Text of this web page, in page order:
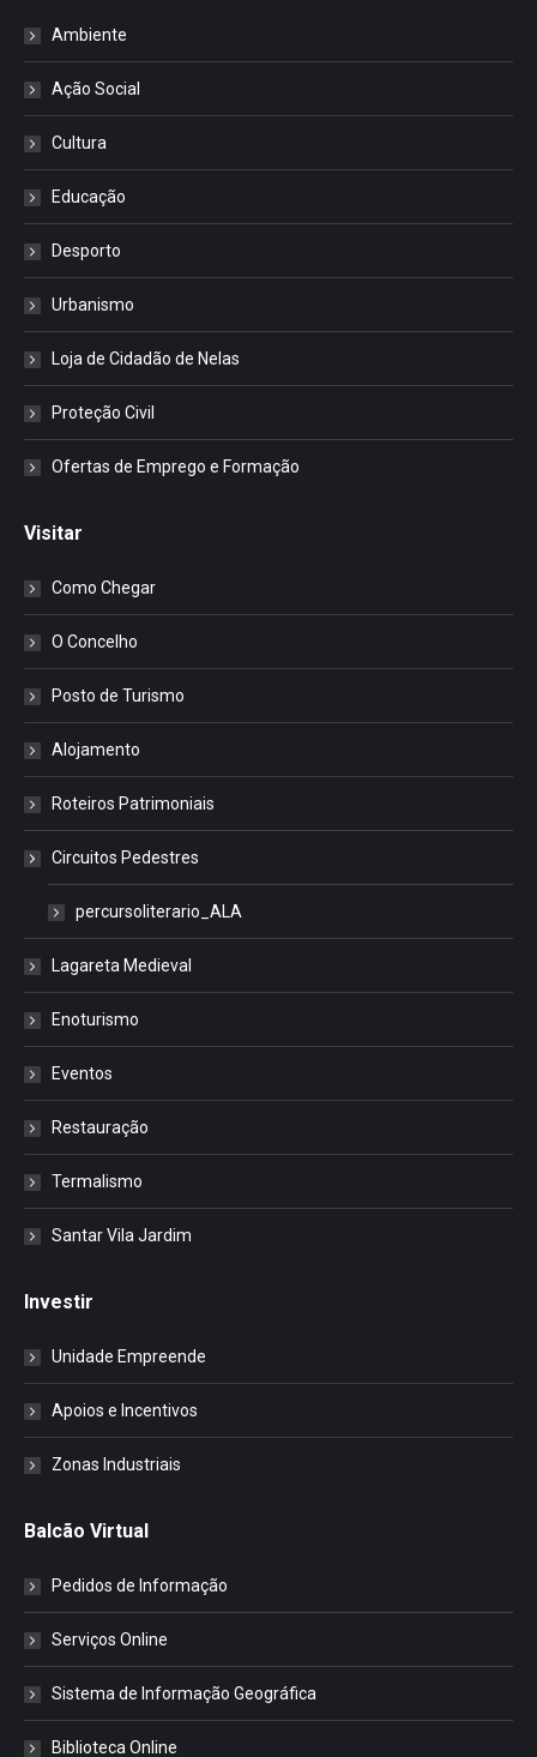
Ambiente
Ação Social
Cultura
Educação
Desporto
Urbanismo
Loja de Cidadão de Nelas
Proteção Civil
Ofertas de Emprego e Formação
Visitar
Como Chegar
O Concelho
Posto de Turismo
Alojamento
Roteiros Patrimoniais
Circuitos Pedestres
percursoliterario_ALA
Lagareta Medieval
Enoturismo
Eventos
Restauração
Termalismo
Santar Vila Jardim
Investir
Unidade Empreende
Apoios e Incentivos
Zonas Industriais
Balcão Virtual
Pedidos de Informação
Serviços Online
Sistema de Informação Geográfica
Biblioteca Online